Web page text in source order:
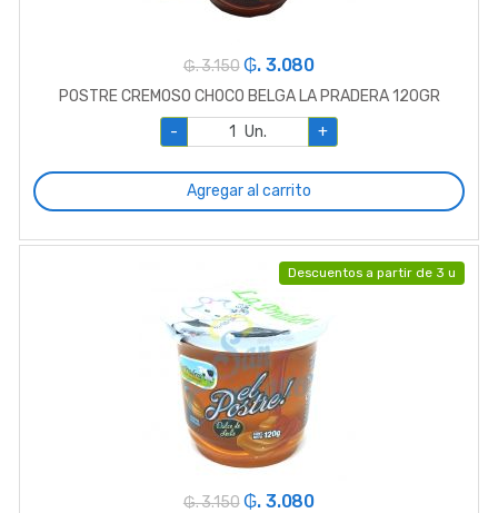
₲. 3.150 ₲. 3.080
POSTRE CREMOSO CHOCO BELGA LA PRADERA 120GR
-
Un. +
Agregar al carrito
Descuentos a partir de 3 u
₲. 3.150 ₲. 3.080